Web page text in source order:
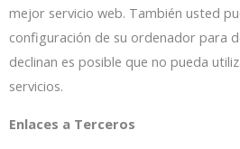
mejor servicio web. También usted
configuración de su ordenador para
declinan es posible que no pueda
servicios.
Enlaces a Terceros